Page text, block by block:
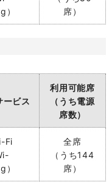
席）
ービス
利用可能席
（うち電源
席数）
Fi
全席
（うち144
席）